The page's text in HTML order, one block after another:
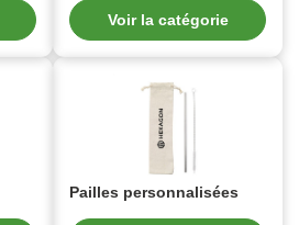
Voir la catégorie
Pailles personnalisées